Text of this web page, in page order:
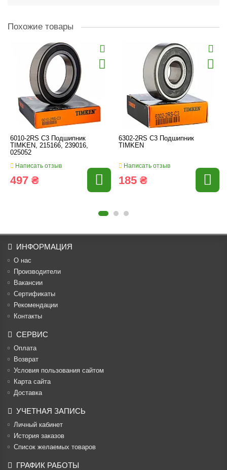
Похожие товары
6010-2RS C3 Подшипник
TIMKEN, 215166, 239016,
025052
Написать отзыв
497 ₴
6302-2RS C3 Подшипник
TIMKEN
Написать отзыв
185 ₴
ИНФОРМАЦИЯ
О нас
Производители
Вакансии
Cертификаты
Рекомендации
Контакты
СЕРВИС
Оплата
Возврат
Условия пользования сайтом
Карта сайта
Доставка
УЧЕТНАЯ ЗАПИСЬ
Личный кабинет
История заказов
Список желаемых товаров
ГРАФИК РАБОТЫ